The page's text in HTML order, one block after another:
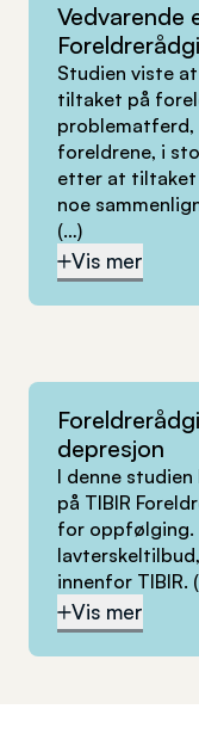
Vedvarende
Studien viste
tiltaket på
foreldrene, i
etter at tiltaket
noe
(…)
Vis mer
depresjon
I denne
på TIBIR
for oppfølging.
innenfor TIBIR.
Vis mer